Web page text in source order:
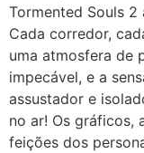
Tormented Souls
Cada corredor,
uma atmosfera de
impecável, e a
assustador e
no ar! Os gráficos,
feições dos